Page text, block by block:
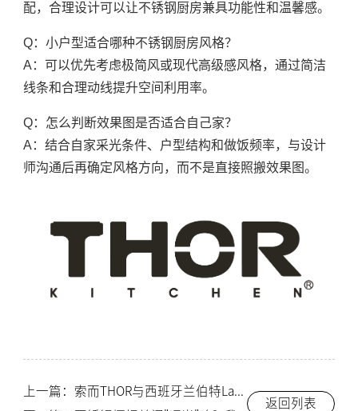
配，合理设计可以让不锈钢厨房兼具功能性和温馨感。
Q：小户型适合哪种不锈钢厨房风格？
A：可以优先考虑极简风或现代高级感风格，通过简洁
线条和合理动线提升空间利用率。
Q：怎么判断效果图是否适合自己家？
A：结合自家采光条件、户型结构和做饭频率，与设计
师沟通后再确定风格方向，而不是直接照搬效果图。
上一篇：索而THOR与西班牙兰伯特Lambert达成战略合作 共同完善不锈钢整家定制五金配套体系
返回列表